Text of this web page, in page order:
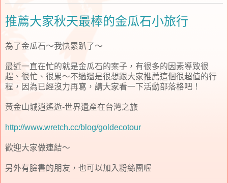
推薦大家秋天最棒的金瓜石小旅行
為了金瓜石～我快累趴了～
最近一直在忙的就是金瓜石的案子，有很多的因素導致很
趕、很忙、很累～不過還是很想跟大家推薦這個很超值的行
程，因為已經沒力再寫，請大家看一下活動部落格吧！
黃金山城逍遙遊-世界遺產在台灣之旅
http://www.wretch.cc/blog/goldecotour
歡迎大家做連結～
另外有臉書的朋友，也可以加入粉絲團喔